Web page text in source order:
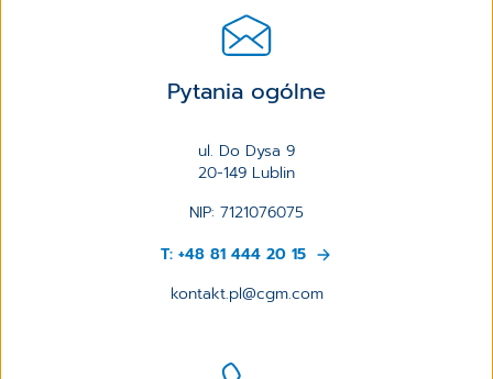
Pytania ogólne
ul. Do Dysa 9
20-149 Lublin
NIP: 7121076075
T: +48 81 444 20 15
kontakt.pl@cgm.com